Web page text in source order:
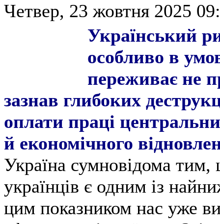
Четвер, 23 жовтня 2025
Український
особливо в
переживає не
зазнав глибоких
оплати праці
й економічного
Україна сумновідома тим,
українців є одним із
цим показником нас уже